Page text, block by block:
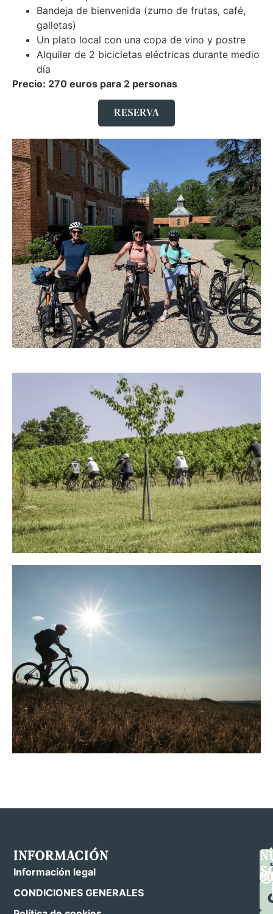
Bandeja de bienvenida (zumo de frutas, café,
galletas)
Un plato local con una copa de vino y postre
Alquiler de 2 bicicletas eléctricas durante medio
día
Precio: 270 euros para 2 personas
RESERVA
INFORMACIÓN
Información legal
CONDICIONES GENERALES